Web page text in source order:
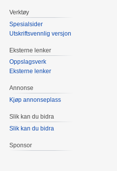
Verktøy
Spesialsider
Utskriftsvennlig versjon
Eksterne lenker
Oppslagsverk
Eksterne lenker
Annonse
Kjøp annonseplass
Slik kan du bidra
Slik kan du bidra
Sponsor